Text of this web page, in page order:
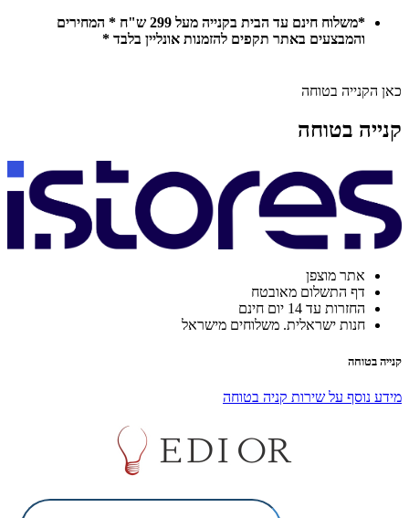
*משלוח חינם עד הבית בקנייה מעל 299 ש"ח * המחירים
והמבצעים באתר תקפים להזמנות אונליין בלבד *
כאן הקנייה בטוחה
קנייה בטוחה
אתר מוצפן
דף התשלום מאובטח
החזרות עד 14 יום חינם
חנות ישראלית. משלוחים מישראל
קנייה בטוחה
מידע נוסף על שירות קניה בטוחה